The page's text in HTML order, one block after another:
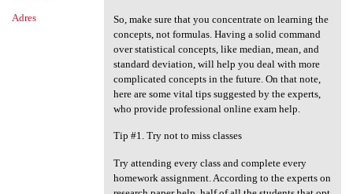
Adres
So, make sure that you concentrate on learning the
concepts, not formulas. Having a solid command
over statistical concepts, like median, mean, and
standard deviation, will help you deal with more
complicated concepts in the future. On that note,
here are some vital tips suggested by the experts,
who provide professional online exam help.
Tip #1. Try not to miss classes
Try attending every class and complete every
homework assignment. According to the experts on